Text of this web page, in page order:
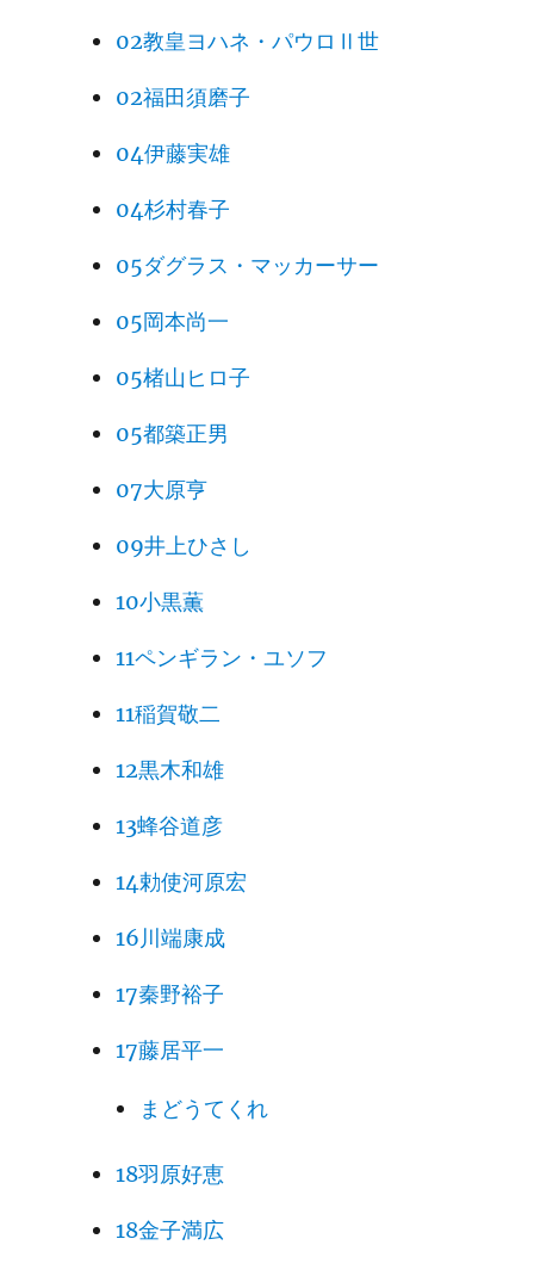
02教皇ヨハネ・パウロⅡ世
02福田須磨子
04伊藤実雄
04杉村春子
05ダグラス・マッカーサー
05岡本尚一
05楮山ヒロ子
05都築正男
07大原亨
09井上ひさし
10小黒薫
11ペンギラン・ユソフ
11稲賀敬二
12黒木和雄
13蜂谷道彦
14勅使河原宏
16川端康成
17秦野裕子
17藤居平一
まどうてくれ
18羽原好恵
18金子満広